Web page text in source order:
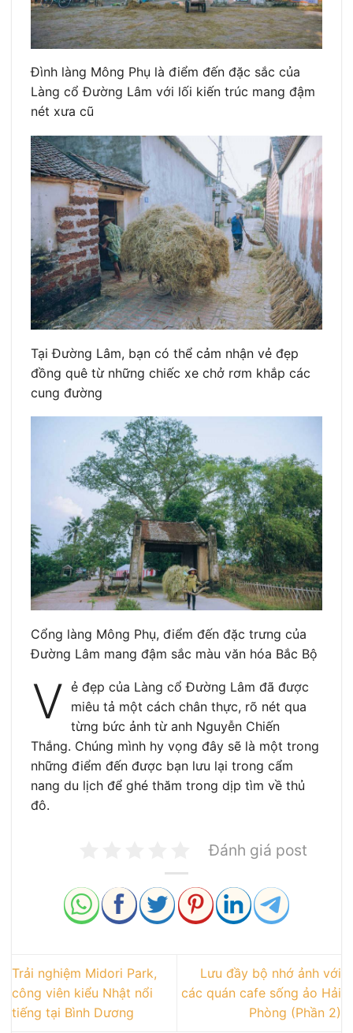
Đình làng Mông Phụ là điểm đến đặc sắc của
Làng cổ Đường Lâm với lối kiến trúc mang đậm
nét xưa cũ
Tại Đường Lâm, bạn có thể cảm nhận vẻ đẹp
đồng quê từ những chiếc xe chở rơm khắp các
cung đường
Cổng làng Mông Phụ, điểm đến đặc trưng của
Đường Lâm mang đậm sắc màu văn hóa Bắc Bộ
V ẻ đẹp của Làng cổ Đường Lâm đã được
miêu tả một cách chân thực, rõ nét qua
từng bức ảnh từ anh Nguyễn Chiến
Thắng. Chúng mình hy vọng đây sẽ là một trong
những điểm đến được bạn lưu lại trong cẩm
nang du lịch để ghé thăm trong dịp tìm về thủ
đô.
Đánh giá post
Trải nghiệm Midori Park,
công viên kiểu Nhật nổi
tiếng tại Bình Dương
Lưu đầy bộ nhớ ảnh với
các quán cafe sống ảo Hải
Phòng (Phần 2)